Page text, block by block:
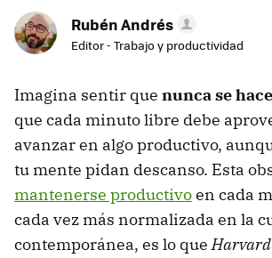
Rubén Andrés
Editor - Trabajo y productividad
Imagina sentir que nunca se
que cada minuto libre debe
avanzar en algo productivo,
tu mente pidan descanso. Esta
mantenerse productivoen cada
cada vez más normalizada en la
contemporánea, es lo queHarvard